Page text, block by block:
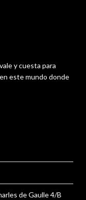
y cuesta para
este mundo donde
de Gaulle 4/B